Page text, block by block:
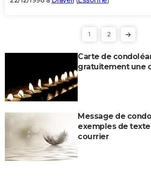
1 2
Carte de
gratuitement une
Message de
exemples de
courrier